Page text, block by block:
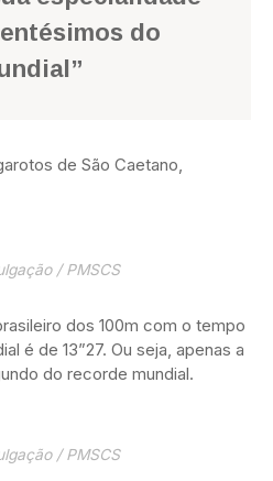
do
de São Caetano,
/ PMSCS
dos 100m com o tempo
é de 13”27. Ou seja, apenas a
do recorde mundial.
/ PMSCS